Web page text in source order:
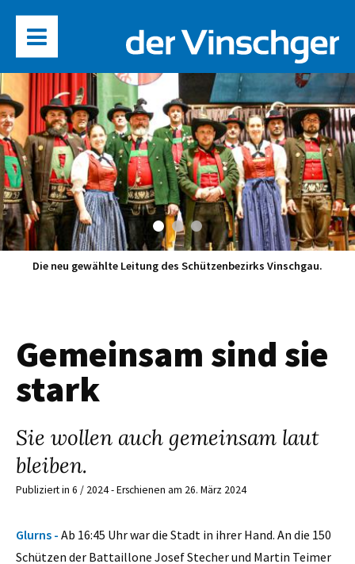
Die neu gewählte Leitung des Schützenbezirks Vinschgau.
Gemeinsam sind sie
stark
Sie wollen auch gemeinsam laut
bleiben.
Publiziert in 6 / 2024 - Erschienen am 26. März 2024
Glurns - Ab 16:45 Uhr war die Stadt in ihrer Hand. An die 150
Schützen der Battaillone Josef Stecher und Martin Teimer